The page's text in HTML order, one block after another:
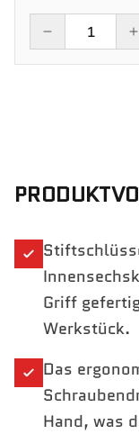
Griff
Werkstück.
Das
Hand, was